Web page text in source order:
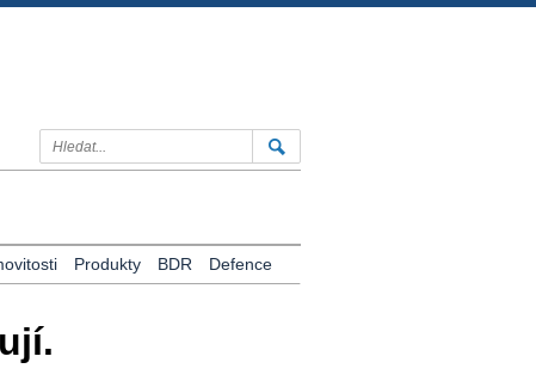
Produkty BDR Defence